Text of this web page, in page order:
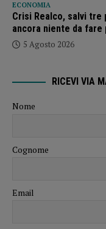
ECONOMIA
Crisi Realco, salvi tre
ancora niente da fare
5 Agosto 2026
RICEVI VIA
Nome
Cognome
Email